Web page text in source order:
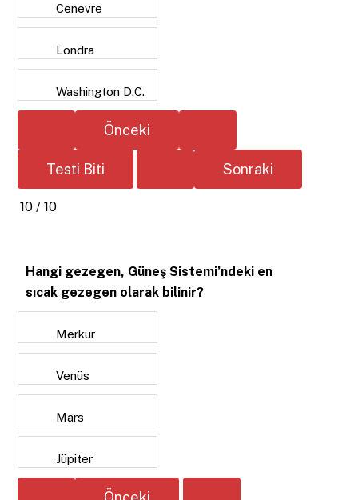
Cenevre
Londra
Washington D.C.
10 / 10
Hangi gezegen, Güneş Sistemi’ndeki en
sıcak gezegen olarak bilinir?
Merkür
Venüs
Mars
Jüpiter